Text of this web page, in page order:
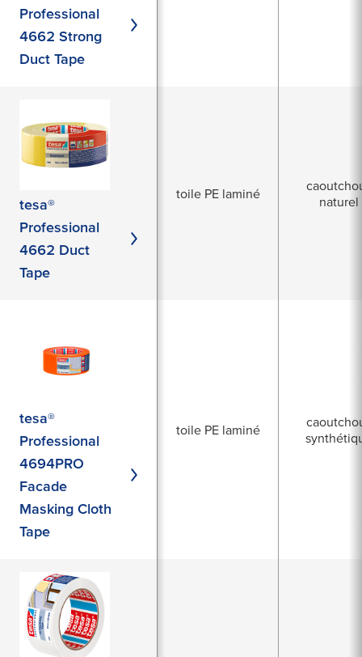
Professional
4662 Strong
Duct Tape
tesa®
Professional
4662 Duct
Tape
toile PE laminé
naturel
tesa®
Professional
4694PRO
Facade
Masking Cloth
Tape
toile PE laminé